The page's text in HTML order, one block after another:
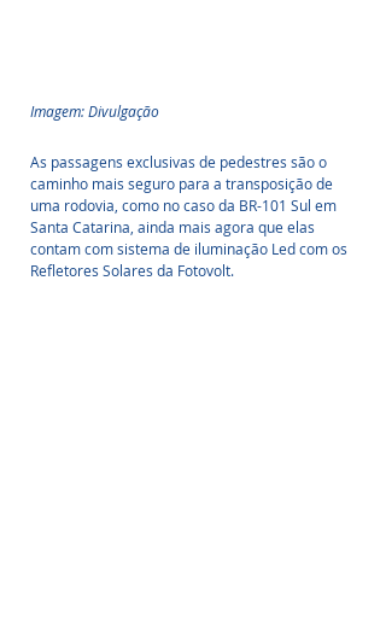
Imagem: Divulgação
As passagens exclusivas de pedestres são o
caminho mais seguro para a transposição de
uma rodovia, como no caso da BR-101 Sul em
Santa Catarina, ainda mais agora que elas
contam com sistema de iluminação Led com os
Refletores Solares da Fotovolt.